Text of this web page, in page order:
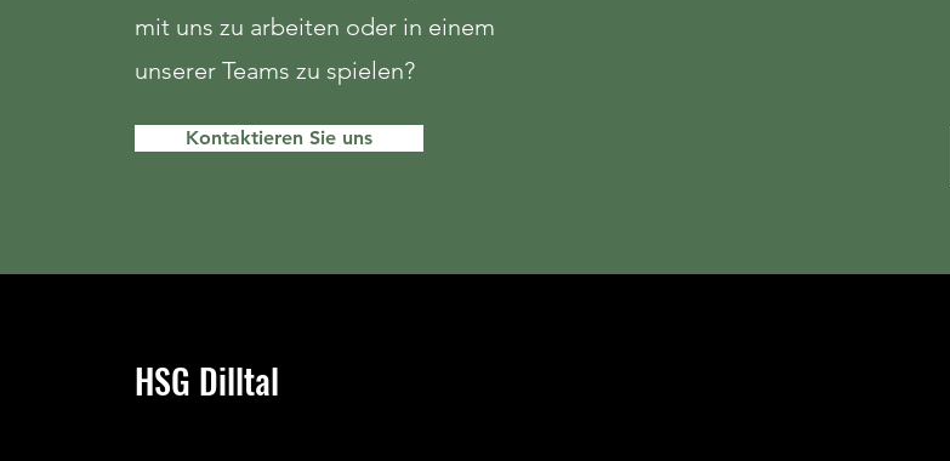
mit uns zu arbeiten oder in einem
unserer Teams zu spielen?
Kontaktieren Sie uns
HSG Dilltal